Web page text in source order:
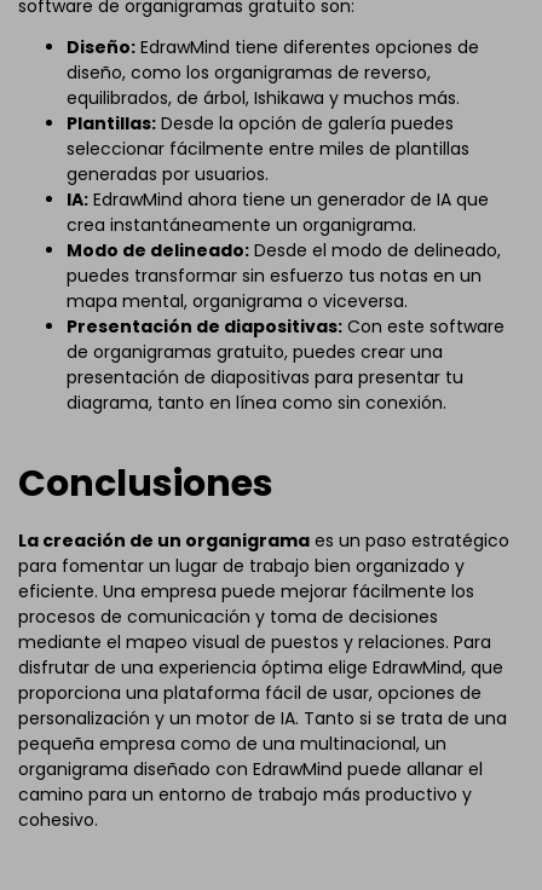
software de organigramas gratuito son:
Diseño: EdrawMind tiene diferentes opciones de
diseño, como los organigramas de reverso,
equilibrados, de árbol, Ishikawa y muchos más.
Plantillas: Desde la opción de galería puedes
seleccionar fácilmente entre miles de plantillas
generadas por usuarios.
IA: EdrawMind ahora tiene un generador de IA que
crea instantáneamente un organigrama.
Modo de delineado: Desde el modo de delineado,
puedes transformar sin esfuerzo tus notas en un
mapa mental, organigrama o viceversa.
Presentación de diapositivas: Con este software
de organigramas gratuito, puedes crear una
presentación de diapositivas para presentar tu
diagrama, tanto en línea como sin conexión.
Conclusiones
La creación de un organigrama es un paso estratégico
para fomentar un lugar de trabajo bien organizado y
eficiente. Una empresa puede mejorar fácilmente los
procesos de comunicación y toma de decisiones
mediante el mapeo visual de puestos y relaciones. Para
disfrutar de una experiencia óptima elige EdrawMind, que
proporciona una plataforma fácil de usar, opciones de
personalización y un motor de IA. Tanto si se trata de una
pequeña empresa como de una multinacional, un
organigrama diseñado con EdrawMind puede allanar el
camino para un entorno de trabajo más productivo y
cohesivo.